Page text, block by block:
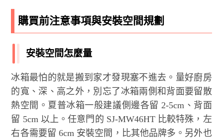
購買前注意事項與安裝空間規劃
安裝空間怎麼量
冰箱最怕的就是搬到家才發現塞不進去。量好廚房
的寬、深、高之外，別忘了冰箱兩側和背面要留散
熱空間。夏普冰箱一般建議側邊各留 2-5cm、背面
留 5cm 以上。任意門的 SJ-MW46HT 比較特殊，左
右各需要留 6cm 安裝空間，比其他品牌多。另外也